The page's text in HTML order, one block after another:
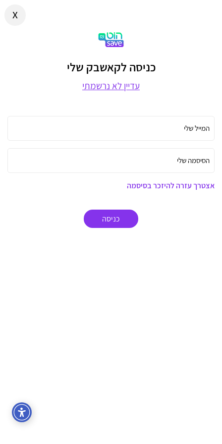
x
כניסה לקאשבק שלי
עדיין לא נרשמתי
המייל שלי
הסיסמה שלי
אצטרך עזרה להיזכר בסיסמה
כניסה